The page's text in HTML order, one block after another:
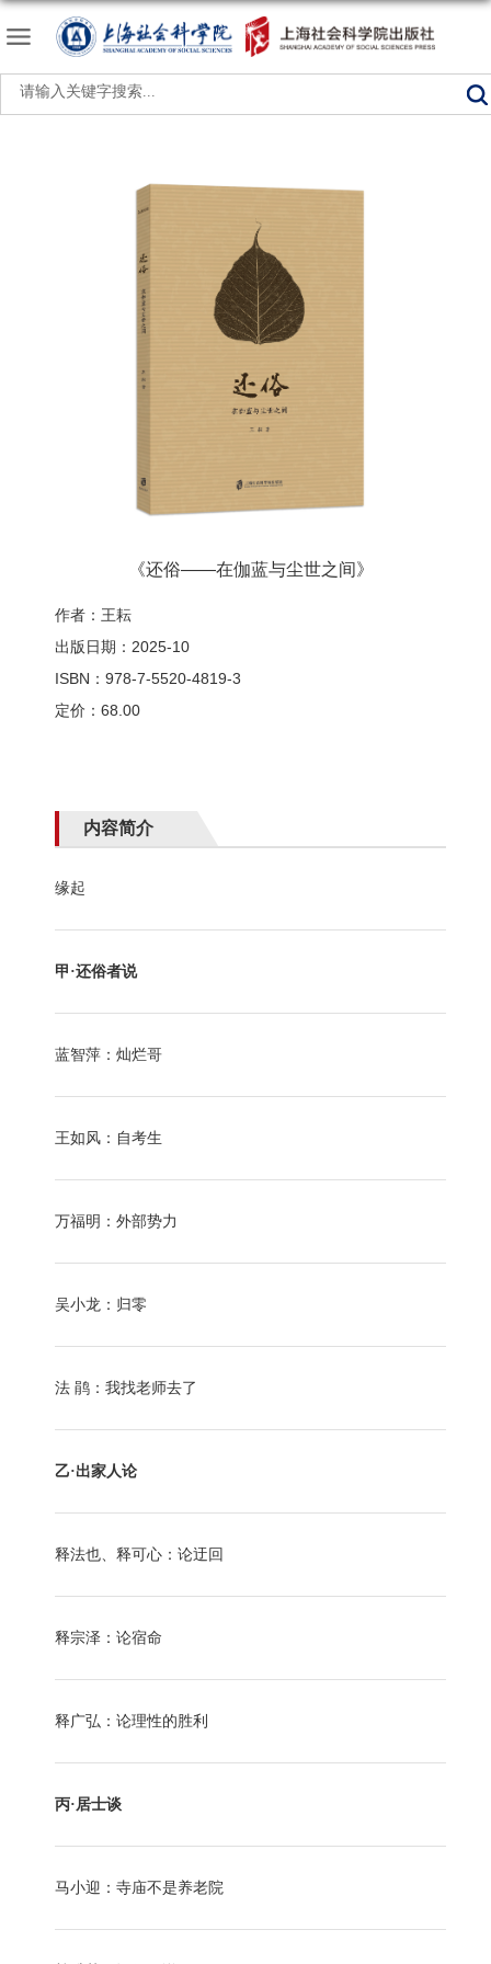
《还俗——在伽蓝与尘世之间》
作者：王耘
出版日期：2025-10
ISBN：978-7-5520-4819-3
定价：68.00
内容简介
缘起
甲·还俗者说
蓝智萍：灿烂哥
王如风：自考生
万福明：外部势力
吴小龙：归零
法 鹃：我找老师去了
乙·出家人论
释法也、释可心：论迂回
释宗泽：论宿命
释广弘：论理性的胜利
丙·居士谈
马小迎：寺庙不是养老院